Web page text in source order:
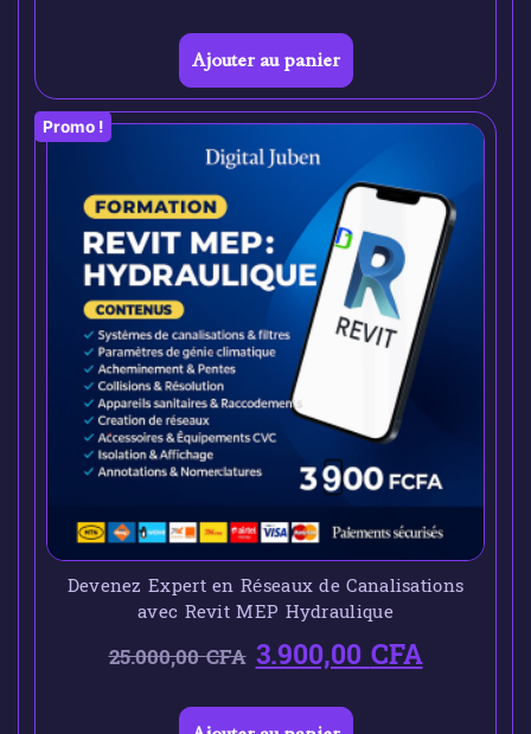
Ajouter au panier
Promo !
Devenez Expert en Réseaux de Canalisations
avec Revit MEP Hydraulique
25.000,00CFA 3.900,00CFA